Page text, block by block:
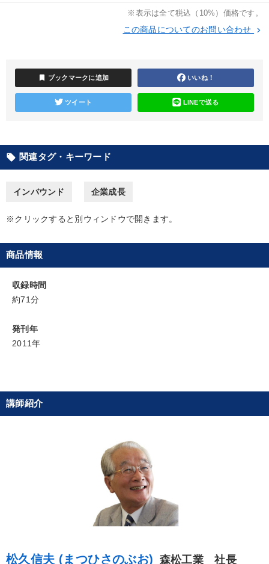
経営戦略・経営実務 営業・社員研修
【最新刊】精神科医・和田秀樹の「老いない力」＋健康な社長と
会社をつくる厳選講話
改善・生産性向上 【1月】音声・映像
最新トレンドと時代の潮流を押さえる
2025年夏季全国経営者セミナー収録講演ＣＤ・講演ＤＶＤ・デジ
タル版（音声／動画ストリーミング・ダウンロード）
タル版（音声／動画ストリーミング・ダウンロード）
「利上げ時代の最新・銀行対策」＋「不動産市況予測」＋「市場
予測と株式投資」最新刊
目的別
経営を改善したい
マネジメント 採用
※表示は全て税込（10%）価格です。
この商品についてのお問い合わせ keyboard_arrow_right
bookmark ブックマークに追加 いいね！
ツイート LINEで送る
local_offer 関連タグ・キーワード
インバウンド 企業成長
※クリックすると別ウィンドウで開きます。
商品情報
収録時間
約71分
発刊年
2011年
講師紹介
松久信夫 (まつひさのぶお) 森松工業 社長